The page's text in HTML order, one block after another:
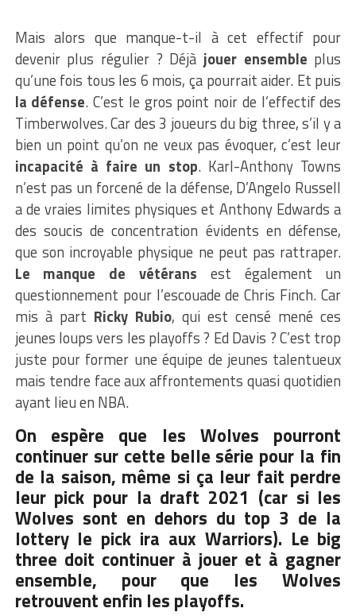
Mais alors que manque-t-il à cet effectif pour
devenir plus régulier ? Déjà jouer ensemble plus
qu’une fois tous les 6 mois, ça pourrait aider. Et puis
la défense. C’est le gros point noir de l’effectif des
Timberwolves. Car des 3 joueurs du big three, s’il y a
bien un point qu’on ne veux pas évoquer, c’est leur
incapacité à faire un stop. Karl-Anthony Towns
n’est pas un forcené de la défense, D’Angelo Russell
a de vraies limites physiques et Anthony Edwards a
des soucis de concentration évidents en défense,
que son incroyable physique ne peut pas rattraper.
Le manque de vétérans est également un
questionnement pour l’escouade de Chris Finch. Car
mis à part Ricky Rubio, qui est censé mené ces
jeunes loups vers les playoffs ? Ed Davis ? C’est trop
juste pour former une équipe de jeunes talentueux
mais tendre face aux affrontements quasi quotidien
ayant lieu en NBA.
On espère que les Wolves pourront
continuer sur cette belle série pour la fin
de la saison, même si ça leur fait perdre
leur pick pour la draft 2021 (car si les
Wolves sont en dehors du top 3 de la
lottery le pick ira aux Warriors). Le big
three doit continuer à jouer et à gagner
ensemble, pour que les Wolves
retrouvent enfin les playoffs.